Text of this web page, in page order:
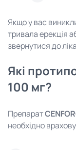
Якщо у вас
тривала ерекція
звернутися до
Які
100 мг?
Препарат
необхідно